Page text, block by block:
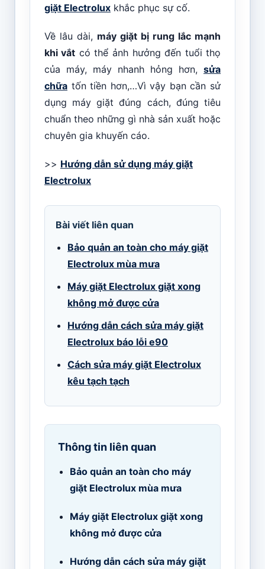
giặt Electroluxkhắc phục sự cố.
Về lâu dài, máy giặt bị rung lắc mạnh
khi vắt có thể ảnh hưởng đến tuổi thọ
của máy, máy nhanh hỏng hơn,sửa
chữatốn tiền hơn,…Vì vậy bạn cần sử
dụng máy giặt đúng cách, đúng tiêu
chuẩn theo những gì nhà sản xuất hoặc
chuyên gia khuyến cáo.
>> Hướng dẫn sử dụng máy giặt
Electrolux
Bài viết liên quan
Bảo quản an toàn cho máy giặt
Electrolux mùa mưa
Máy giặt Electrolux giặt xong
không mở được cửa
Hướng dẫn cách sửa máy giặt
Electrolux báo lỗi e90
Cách sửa máy giặt Electrolux
kêu tạch tạch
Thông tin liên quan
Bảo quản an toàn cho máy
giặt Electrolux mùa mưa
Máy giặt Electrolux giặt xong
không mở được cửa
Hướng dẫn cách sửa máy giặt